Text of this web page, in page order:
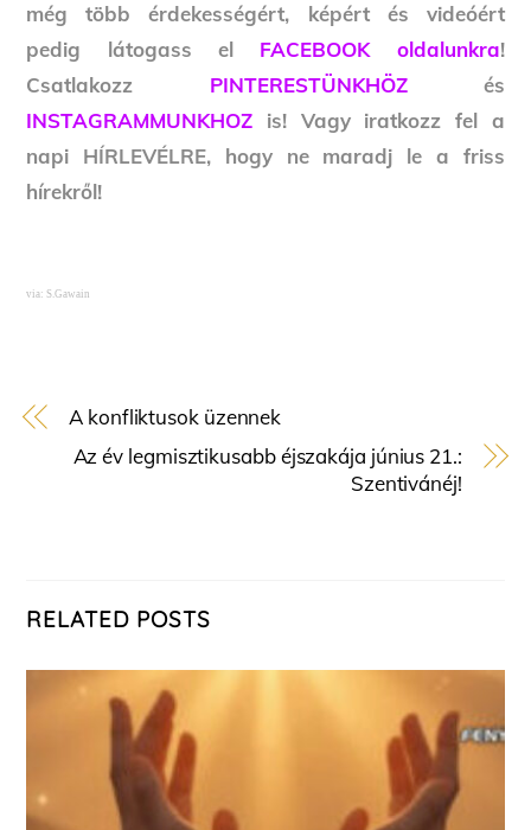
még több érdekességért, képért és videóért
pedig látogass el FACEBOOK oldalunkra!
Csatlakozz PINTERESTÜNKHÖZés
INSTAGRAMMUNKHOZ is! Vagy iratkozz fel a
napi HÍRLEVÉLRE, hogy ne maradj le a friss
hírekről!
via: S.Gawain
A konfliktusok üzennek
Az év legmisztikusabb éjszakája június 21.:
Szentivánéj!
RELATED POSTS